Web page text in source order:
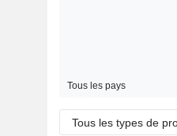
Tous les pays
Tous les types de